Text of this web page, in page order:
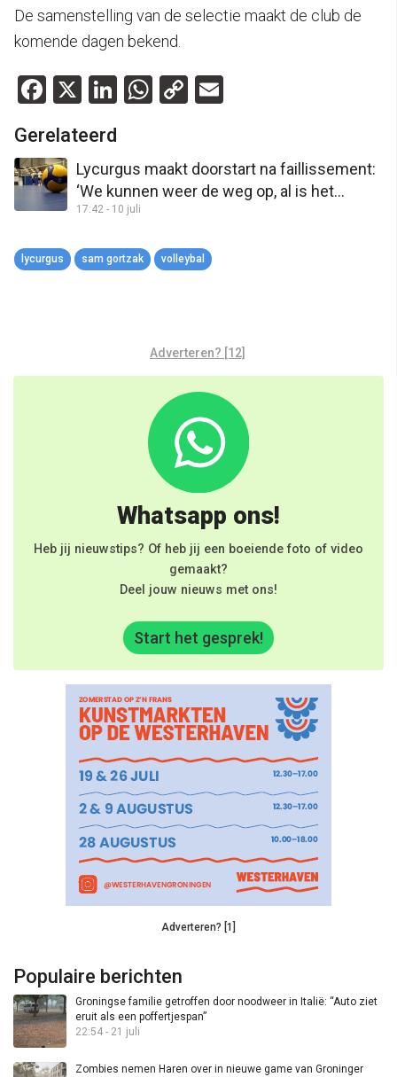
De samenstelling van de selectie maakt de club de
komende dagen bekend.
Facebook
X LinkedIn
WhatsApp
Copy
Gerelateerd
Lycurgus maakt doorstart na faillissement:
‘We kunnen weer de weg op, al is het
zonder in te halen’
17:42 - 10 juli
lycurgus sam gortzak volleybal
Adverteren? [12]
Whatsapp ons!
Heb jij nieuwstips? Of heb jij een boeiende foto of video
gemaakt?
Deel jouw nieuws met ons!
Start het gesprek!
Adverteren? [1]
Populaire berichten
Groningse familie getroffen door noodweer in Italië: “Auto ziet
eruit als een poffertjespan”
22:54 - 21 juli
Zombies nemen Haren over in nieuwe game van Groninger